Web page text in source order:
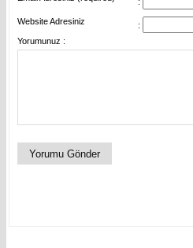
Website Adresiniz
:
Yorumunuz :